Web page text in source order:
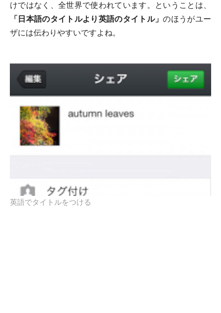
けではなく、全世界で使われています。ということは、
「日本語のタイトルより英語のタイトル」のほうがユー
ザには伝わりやすいですよね。
英語でタイトルをつける